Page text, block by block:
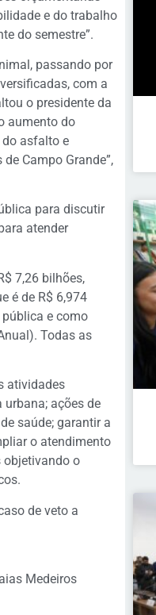
e do trabalho
do semestre”.
passando por
com a
o presidente da
aumento do
do asfalto e
Campo Grande”,
para discutir
atender
7,26 bilhões,
é de R$ 6,974
e como
Todas as
atividades
ações de
saúde; garantir a
o atendimento
objetivando o
de veto a
Medeiros